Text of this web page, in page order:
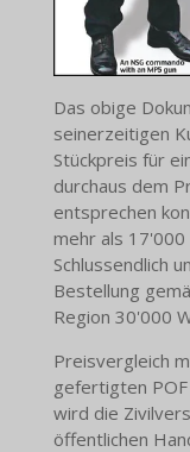
Das obige
seinerzeitigen
Stückpreis für
durchaus dem
entsprechen
mehr als
Schlussendlich
Bestellung
Region 30'000
Preisvergleich
gefertigten
wird die
öffentlichen